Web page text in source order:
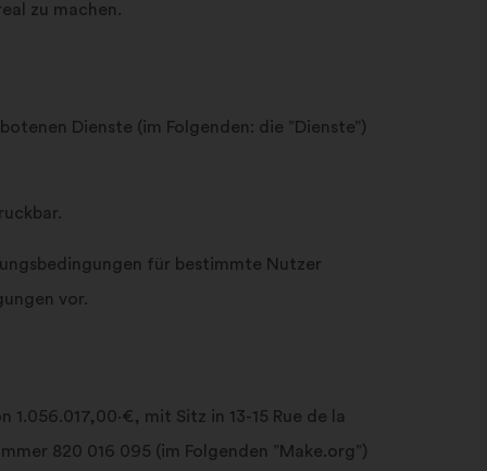
ein
Schaltfläche
zu machen.
Dienste (im Folgenden: die ”Dienste”)
für bestimmte Nutzer
vor.
mit Sitz in 13-15 Rue de la
820 016 095 (im Folgenden ”Make.org”)